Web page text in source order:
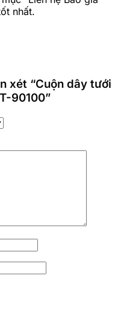
nhất.
xét “Cuộn dây tưới
90100”